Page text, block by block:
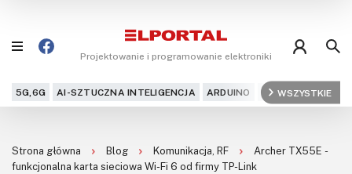
Projektowanie i programowanie elektroniki
5G,6G AI-SZTUCZNA INTELIGENCJA ARDUINO ARM AUDIO
WSZYSTKIE
Projekty
Strona główna Blog Komunikacja, RF
Archer TX55E -
funkcjonalna karta sieciowa Wi-Fi 6 od firmy TP-Link